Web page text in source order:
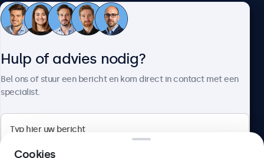
Klantenservice
Hulp of advies nodig?
Bel ons of stuur een bericht en kom direct in contact met een
specialist.
Cookies